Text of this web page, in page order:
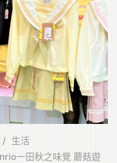
生活
一田秋之味覺 蘑菇遊